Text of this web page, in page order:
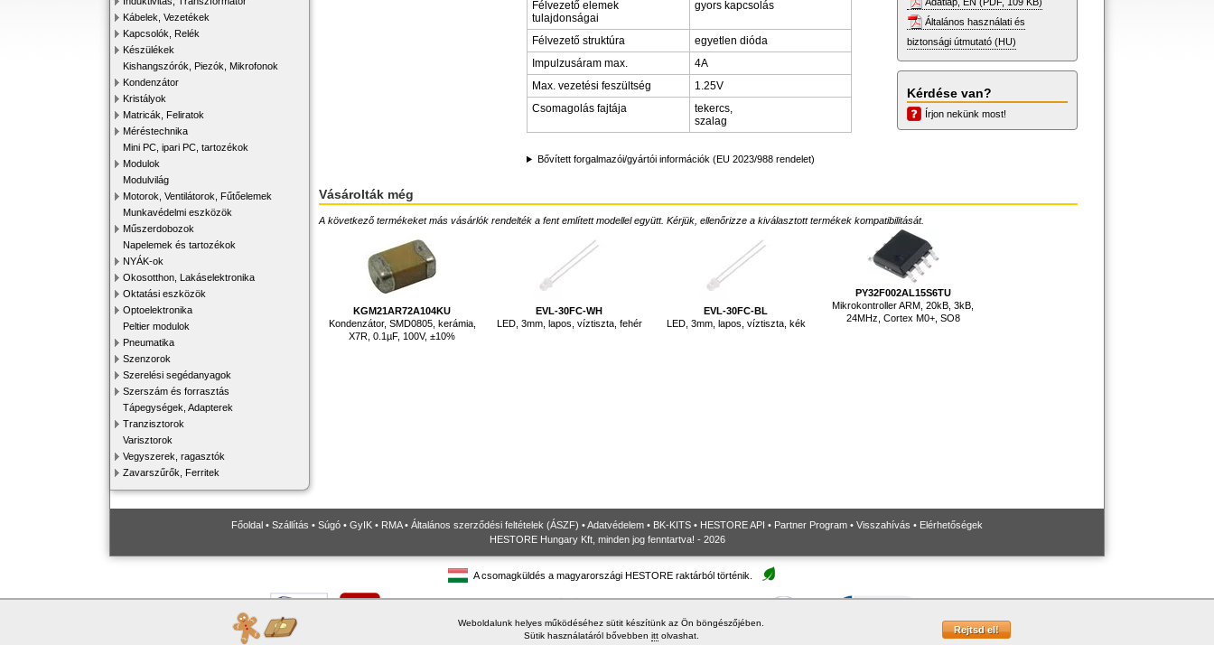
Kábelek, Vezetékek
Kapcsolók, Relék
Készülékek
Kishangszórók, Piezók, Mikrofonok
Kondenzátor
Kristályok
Matricák, Feliratok
Méréstechnika
Mini PC, ipari PC, tartozékok
Modulok
Modulvilág
Motorok, Ventilátorok, Fűtőelemek
Munkavédelmi eszközök
Műszerdobozok
Napelemek és tartozékok
NYÁK-ok
Okosotthon, Lakáselektronika
Oktatási eszközök
Optoelektronika
Peltier modulok
Pneumatika
Szenzorok
Szerelési segédanyagok
Szerszám és forrasztás
Tápegységek, Adapterek
Tranzisztorok
Varisztorok
Vegyszerek, ragasztók
Zavarszűrők, Ferritek
Félvezető elemek
tulajdonságai
gyors kapcsolás
Félvezető struktúra
egyetlen dióda
Impulzusáram max.
4A
Max. vezetési feszültség
1.25V
Csomagolás fajtája
tekercs,
szalag
Bővített forgalmazói/gyártói információk (EU 2023/988 rendelet)
Általános használati és
biztonsági útmutató (HU)
Kérdése van?
Írjon nekünk most!
Vásárolták még
A következő termékeket más vásárlók rendelték a fent említett modellel együtt. Kérjük, ellenőrizze a kiválasztott termékek kompatibilitását.
KGM21AR72A104KU
Kondenzátor, SMD0805, kerámia,
X7R, 0.1µF, 100V, ±10%
EVL-30FC-WH
LED, 3mm, lapos, víztiszta, fehér
EVL-30FC-BL
LED, 3mm, lapos, víztiszta, kék
PY32F002AL15S6TU
Mikrokontroller ARM, 20kB, 3kB,
24MHz, Cortex M0+, SO8
Főoldal • Szállítás • Súgó • GyIK • RMA• Általános szerződési feltételek (ÁSZF) •Adatvédelem • BK-KITS • HESTORE API • Partner Program • Visszahívás • Elérhetőségek
HESTORE Hungary Kft, minden jog fenntartva! - 2026
Weboldalunk helyes működéséhez sütit készítünk az Ön böngészőjében.
Sütik használatáról bővebben ittolvashat.
A csomagküldés a magyarországi HESTORE raktárból történik.